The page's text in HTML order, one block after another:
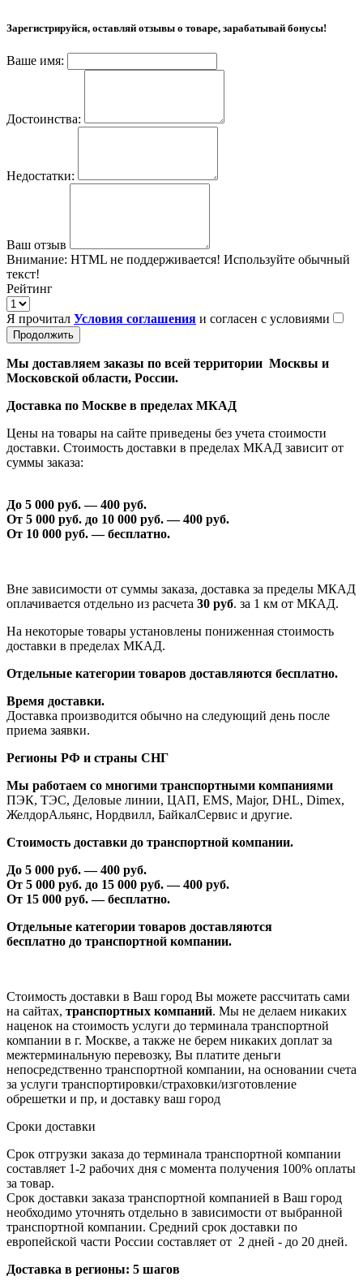
Зарегистрируйся, оставляй отзывы о товаре, зарабатывай бонусы!
Ваше имя:
Достоинства:
Недостатки:
Ваш отзыв
Внимание: HTML не поддерживается! Используйте обычный
текст!
Рейтинг
Я прочитал Условия соглашения и согласен с условиями
Продолжить
Мы доставляем заказы по всей территории Москвы и
Московской области, России.
Доставка по Москве в пределах МКАД
Цены на товары на сайте приведены без учета стоимости
доставки. Стоимость доставки в пределах МКАД зависит от
суммы заказа:
До 5 000 руб. —400 руб.
От 5 000 руб. до 10 000 руб. —400 руб.
От 10 000 руб. — бесплатно.
Вне зависимости от суммы заказа, доставка за пределы МКАД
оплачивается отдельно из расчета 30 руб. за 1 км от МКАД.
На некоторые товары установлены пониженная стоимость
доставки в пределах МКАД.
Отдельные категории товаров доставляются бесплатно.
Время доставки.
Доставка производится обычно на следующий день после
приема заявки.
Регионы РФ и страны СНГ
Мы работаем со многими транспортными компаниями
ПЭК, ТЭС, Деловые линии, ЦАП, EMS, Major, DHL, Dimex,
ЖелдорАльянс, Нордвилл, БайкалСервис и другие.
Стоимость доставки до транспортной компании.
До 5 000 руб. —400 руб.
От 5 000 руб. до 15 000 руб. —400 руб.
От 15 000 руб. — бесплатно.
Отдельные категории товаров доставляются
бесплатно до транспортной компании.
Стоимость доставки в Ваш город Вы можете рассчитать сами
на сайтах, транспортных компаний. Мы не делаем никаких
наценок на стоимость услуги до терминала транспортной
компании в г. Москве, а также не берем никаких доплат за
межтерминальную перевозку, Вы платите деньги
непосредственно транспортной компании, на основании счета
за услуги транспортировки/страховки/изготовление
обрешетки и пр, и доставку ваш город
Сроки доставки
Срок отгрузки заказа до терминала транспортной компании
составляет 1-2 рабочих дня с момента получения 100% оплаты
за товар.
Срок доставки заказа транспортной компанией в Ваш город
необходимо уточнять отдельно в зависимости от выбранной
транспортной компании. Средний срок доставки по
европейской части России составляет от 2 дней - до 20 дней.
Доставка в регионы: 5 шагов